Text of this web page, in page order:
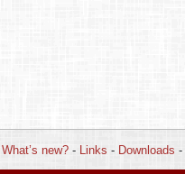
What’s new? - Links - Downloads -